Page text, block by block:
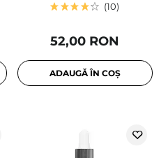
10
52,00 RON
ADAUGĂ ÎN COȘ